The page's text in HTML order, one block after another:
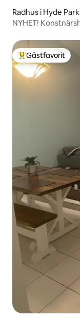
Radhus i Hyde Park
NYHET!
Populär gästfavorit
Gästfavorit